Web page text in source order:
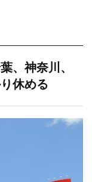
、神奈川、
休める